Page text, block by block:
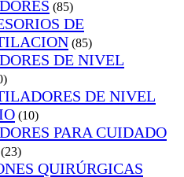
(85)
DE
(85)
DE NIVEL
DE NIVEL
(10)
PARA CUIDADO
(23)
QUIRÚRGICAS